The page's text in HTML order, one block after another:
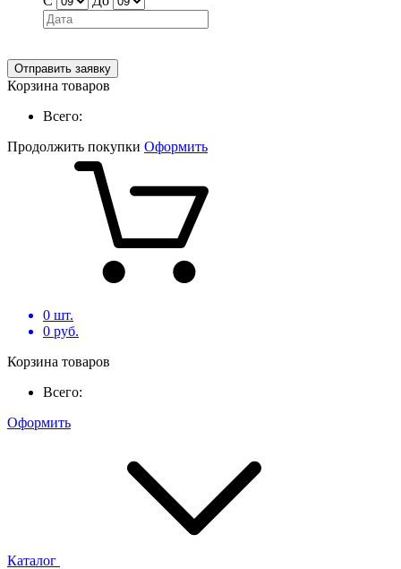
Отправить заявку
Корзина товаров
Всего:
Продолжить покупки Оформить
0 шт.
0 руб.
Корзина товаров
Всего:
Оформить
Каталог